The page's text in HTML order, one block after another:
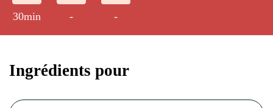
30min - -
Ingrédients pour